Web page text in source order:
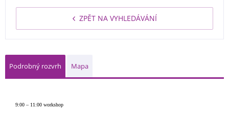
ZPĚT NA VYHLEDÁVÁNÍ
Podrobný rozvrh Mapa
9:00 – 11:00 workshop